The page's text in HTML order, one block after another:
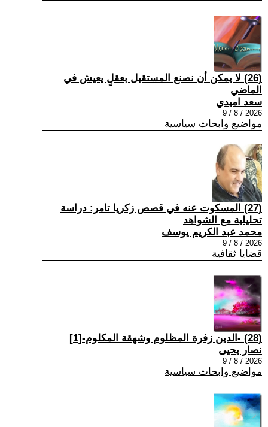
(26) لا يمكن أن نصنع المستقبل بعقلٍ يعيش في
الماضي
سعد اميدي
2026 / 8 / 9
مواضيع وابحاث سياسية
(27) المسكوت عنه في قصص زكريا تامر: دراسة
تحليلية مع الشواهد
محمد عبد الكريم يوسف
2026 / 8 / 9
قضايا ثقافية
(28) -الدين زفرة المظلوم وشهقة المكلوم-[1]
نصار يحيى
2026 / 8 / 9
مواضيع وابحاث سياسية